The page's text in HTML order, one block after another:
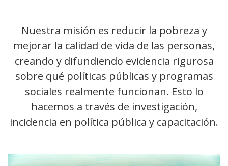
Nuestra misión es reducir la pobreza y
mejorar la calidad de vida de las personas,
creando y difundiendo evidencia rigurosa
sobre qué políticas públicas y programas
sociales realmente funcionan. Esto lo
hacemos a través de investigación,
incidencia en política pública y capacitación.